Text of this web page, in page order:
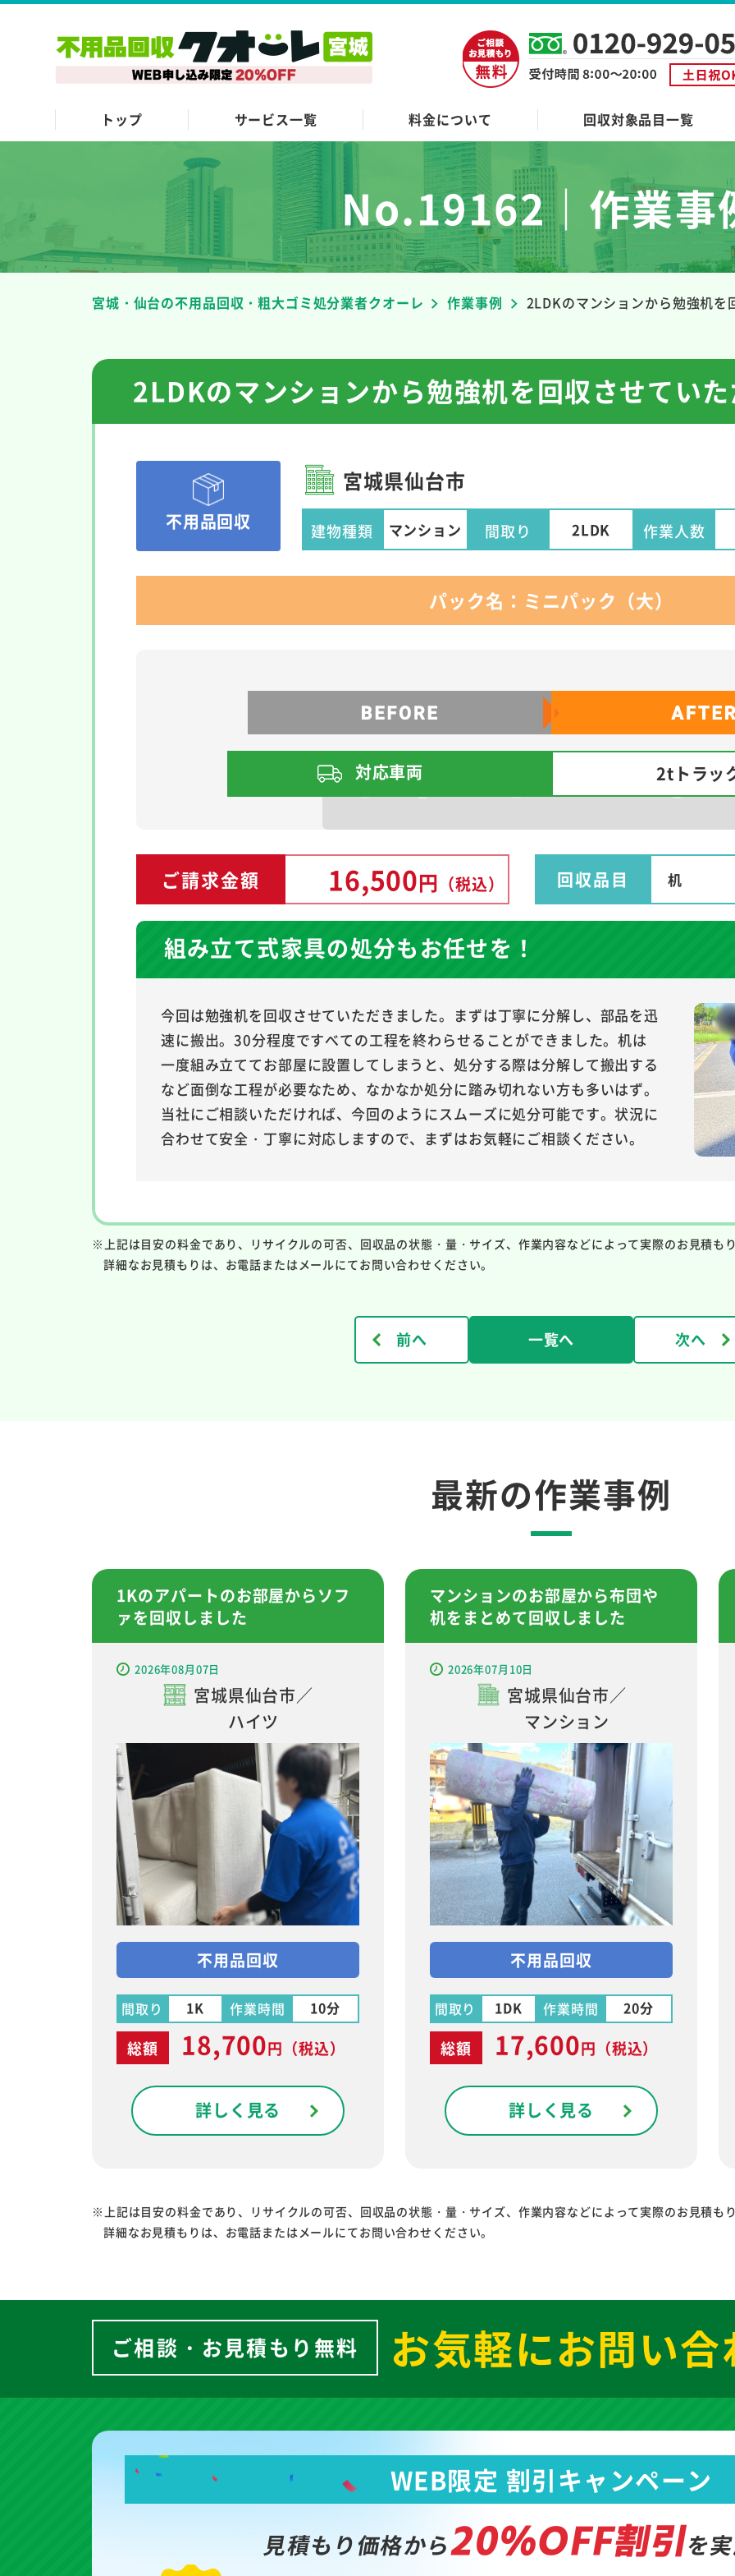
トップ サービス一覧 料金について 回収対象品目一覧
No.19162｜作業事
宮城・仙台の不用品回収・粗大ゴミ処分業者クオーレ 作業事例 2LDKのマンションから勉強机を
2LDKのマンションから勉強机を回収させてい
不用品回収
宮城県仙台市
建物種類 マンション 間取り 2LDK 作業人数
パック名：ミニパック（大）
対応車両 2tトラッ
ご請求金額 16,500円 （税込） 回収品目 机
組み立て式家具の処分もお任せを！
今回は勉強机を回収させていただきました。まずは丁寧に分解し、部品を迅
速に搬出。30分程度ですべての工程を終わらせることができました。机は
一度組み立ててお部屋に設置してしまうと、処分する際は分解して搬出する
など面倒な工程が必要なため、なかなか処分に踏み切れない方も多いはず。
当社にご相談いただければ、今回のようにスムーズに処分可能です。状況に
合わせて安全・丁寧に対応しますので、まずはお気軽にご相談ください。
※上記は目安の料金であり、リサイクルの可否、回収品の状態・量・サイズ、作業内容などによって実際のお見積も
詳細なお見積もりは、お電話またはメールにてお問い合わせください。
前へ 一覧へ 次へ
最新の作業事例
1Kのアパートのお部屋からソフ
ァを回収しました
2026年08月07日
宮城県仙台市／
ハイツ
不用品回収
間取り 1K 作業時間 10分
総額 18,700円 （税込）
詳しく見る
マンションのお部屋から布団や
机をまとめて回収しました
2026年07月10日
宮城県仙台市／
マンション
不用品回収
間取り 1DK 作業時間 20分
総額 17,600円 （税込）
詳しく見る
※上記は目安の料金であり、リサイクルの可否、回収品の状態・量・サイズ、作業内容などによって実際のお見積も
詳細なお見積もりは、お電話またはメールにてお問い合わせください。
ご相談・お見積もり無料 お気軽にお問い
WEB限定 割引キャンペーン
見積もり価格から20%OFF割引を